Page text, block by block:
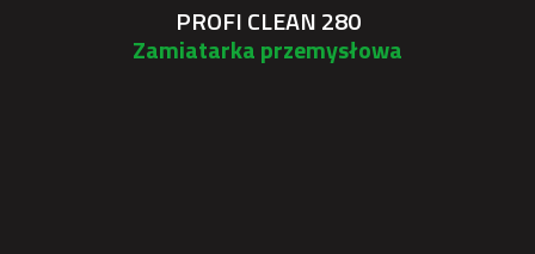
PROFI CLEAN 280
Zamiatarka przemysłowa